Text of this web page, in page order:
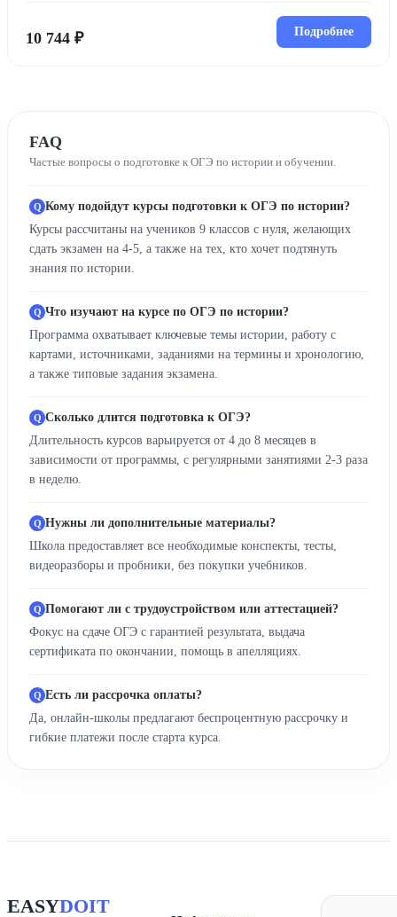
10 744 ₽ Подробнее
FAQ
Частые вопросы о подготовке к ОГЭ по истории и обучении.
Кому подойдут курсы подготовки к ОГЭ по истории?
Курсы рассчитаны на учеников 9 классов с нуля, желающих
сдать экзамен на 4-5, а также на тех, кто хочет подтянуть
знания по истории.
Что изучают на курсе по ОГЭ по истории?
Программа охватывает ключевые темы истории, работу с
картами, источниками, заданиями на термины и хронологию,
а также типовые задания экзамена.
Сколько длится подготовка к ОГЭ?
Длительность курсов варьируется от 4 до 8 месяцев в
зависимости от программы, с регулярными занятиями 2-3 раза
в неделю.
Нужны ли дополнительные материалы?
Школа предоставляет все необходимые конспекты, тесты,
видеоразборы и пробники, без покупки учебников.
Помогают ли с трудоустройством или аттестацией?
Фокус на сдаче ОГЭ с гарантией результата, выдача
сертификата по окончании, помощь в апелляциях.
Есть ли рассрочка оплаты?
Да, онлайн-школы предлагают беспроцентную рассрочку и
гибкие платежи после старта курса.
EASYDOIT